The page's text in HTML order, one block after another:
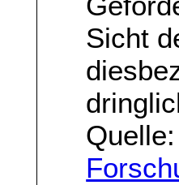
Sicht
Quelle: